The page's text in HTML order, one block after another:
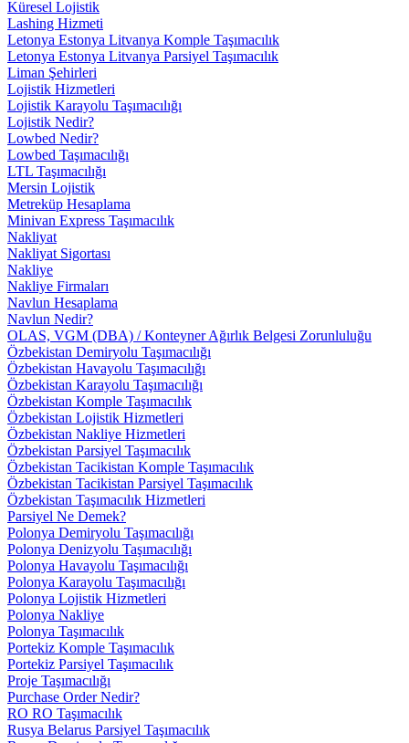
Küresel Lojistik
Lashing Hizmeti
Letonya Estonya Litvanya Komple Taşımacılık
Letonya Estonya Litvanya Parsiyel Taşımacılık
Liman Şehirleri
Lojistik Hizmetleri
Lojistik Karayolu Taşımacılığı
Lojistik Nedir?
Lowbed Nedir?
Lowbed Taşımacılığı
LTL Taşımacılığı
Mersin Lojistik
Metreküp Hesaplama
Minivan Express Taşımacılık
Nakliyat
Nakliyat Sigortası
Nakliye
Nakliye Firmaları
Navlun Hesaplama
Navlun Nedir?
OLAS, VGM (DBA) / Konteyner Ağırlık Belgesi Zorunluluğu
Özbekistan Demiryolu Taşımacılığı
Özbekistan Havayolu Taşımacılığı
Özbekistan Karayolu Taşımacılığı
Özbekistan Komple Taşımacılık
Özbekistan Lojistik Hizmetleri
Özbekistan Nakliye Hizmetleri
Özbekistan Parsiyel Taşımacılık
Özbekistan Tacikistan Komple Taşımacılık
Özbekistan Tacikistan Parsiyel Taşımacılık
Özbekistan Taşımacılık Hizmetleri
Parsiyel Ne Demek?
Polonya Demiryolu Taşımacılığı
Polonya Denizyolu Taşımacılığı
Polonya Havayolu Taşımacılığı
Polonya Karayolu Taşımacılığı
Polonya Lojistik Hizmetleri
Polonya Nakliye
Polonya Taşımacılık
Portekiz Komple Taşımacılık
Portekiz Parsiyel Taşımacılık
Proje Taşımacılığı
Purchase Order Nedir?
RO RO Taşımacılık
Rusya Belarus Parsiyel Taşımacılık